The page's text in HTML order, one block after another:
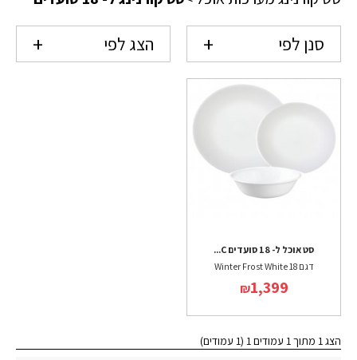
סנן לפי הצג לפי
סט אוכל ל- 18 סועדים C...
דגם Winter Frost White 18
₪1,399
הצג 1 מתוך 1 עמודים 1 (1 עמודים)